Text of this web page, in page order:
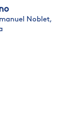
Noblet,